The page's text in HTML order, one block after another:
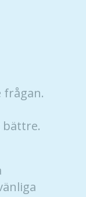
frågan.
bättre.